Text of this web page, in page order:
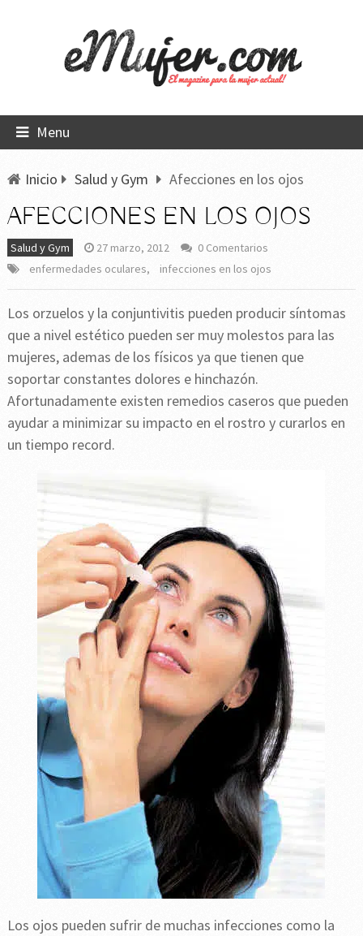
Menu
Inicio Salud y Gym Afecciones en los ojos
AFECCIONES EN LOS OJOS
Salud y Gym 27 marzo, 2012
0 Comentarios
enfermedades oculares, infecciones en los ojos
Los orzuelos y la conjuntivitis pueden producir síntomas
que a nivel estético pueden ser muy molestos para las
mujeres, ademas de los físicos ya que tienen que
soportar constantes dolores e hinchazón.
Afortunadamente existen remedios caseros que pueden
ayudar a minimizar su impacto en el rostro y curarlos en
un tiempo record.
Los ojos pueden sufrir de muchas infecciones como la